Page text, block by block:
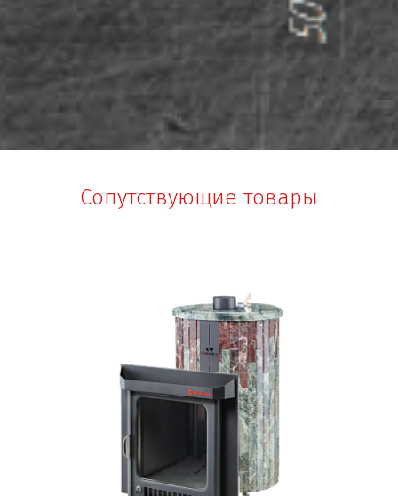
Сопутствующие товары